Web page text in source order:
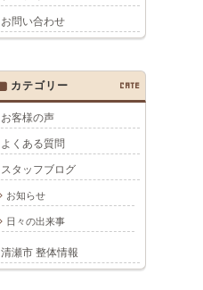
お問い合わせ
カテゴリー CATE
お客様の声
よくある質問
スタッフブログ
お知らせ
日々の出来事
清瀬市 整体情報